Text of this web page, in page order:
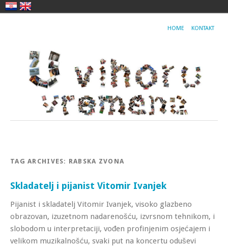
HOME KONTAKT
TAG ARCHIVES: RABSKA ZVONA
Skladatelj i pijanist Vitomir Ivanjek
Pijanist i skladatelj Vitomir Ivanjek, visoko glazbeno
obrazovan, izuzetnom nadarenošću, izvrsnom tehnikom, i
slobodom u interpretaciji, vođen profinjenim osjećajem i
velikom muzikalnošću, svaki put na koncertu oduševi